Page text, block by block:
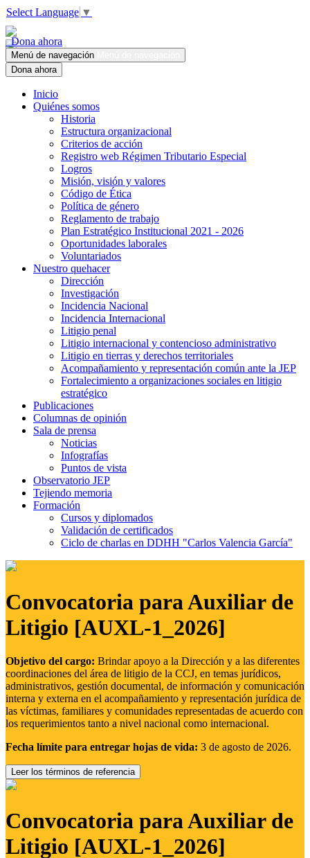
Select Language ▼
Dona ahora
Menú de navegación
Dona ahora
Inicio
Quiénes somos
Historia
Estructura organizacional
Criterios de acción
Registro web Régimen Tributario Especial
Logros
Misión, visión y valores
Código de Ética
Política de género
Reglamento de trabajo
Plan Estratégico Institucional 2021 - 2026
Oportunidades laborales
Voluntariados
Nuestro quehacer
Dirección
Investigación
Incidencia Nacional
Incidencia Internacional
Litigio penal
Litigio internacional y contencioso administrativo
Litigio en tierras y derechos territoriales
Acompañamiento y representación común ante la JEP
Fortalecimiento a organizaciones sociales en litigio
estratégico
Publicaciones
Columnas de opinión
Sala de prensa
Noticias
Infografías
Puntos de vista
Observatorio JEP
Tejiendo memoria
Formación
Cursos y diplomados
Validación de certificados
Ciclo de charlas en DDHH "Carlos Valencia García"
Convocatoria para Auxiliar de
Litigio [AUXL-1_2026]
Objetivo del cargo: Brindar apoyo a la Dirección y a las diferentes
coordinaciones del área de litigio de la CCJ, en temas jurídicos,
administrativos, gestión documental, de información y comunicación
interna y externa en el acompañamiento y representación jurídica de
las víctimas, familiares y comunidades representadas de acuerdo con
los requerimientos tanto a nivel nacional como internacional.
Fecha límite para entregar hojas de vida: 3 de agosto de 2026.
Leer los términos de referencia
Convocatoria para Auxiliar de
Litigio [AUXL-1_2026]